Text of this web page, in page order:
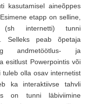
kasutamisel aineõppes
etapp on selline,
internetti) tunni
Selleks peab õpetaja
andmetöötlus- ja
esitlust Powerpointis või
olla osav internetist
ka interaktiivse tahvli
on tunni läbiviimine